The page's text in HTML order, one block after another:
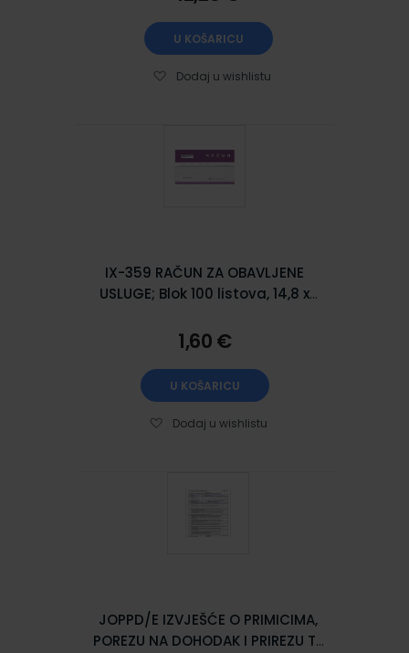
U KOŠARICU
Dodaj u wishlistu
IX-359 RAČUN ZA OBAVLJENE
USLUGE; Blok 100 listova, 14,8 x
1,60 €
U KOŠARICU
Dodaj u wishlistu
JOPPD/E IZVJEŠĆE O PRIMICIMA,
POREZU NA DOHODAK I PRIREZU TE